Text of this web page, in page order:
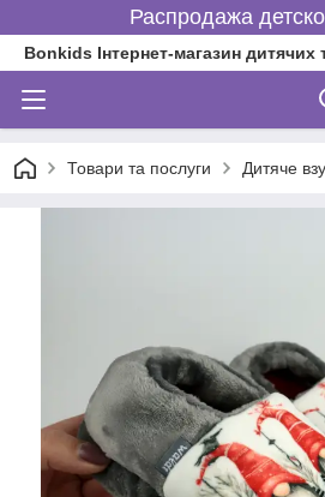
Распродажа
Bonkids Інтернет-магазин дитячих
Товари та послуги Дитяче